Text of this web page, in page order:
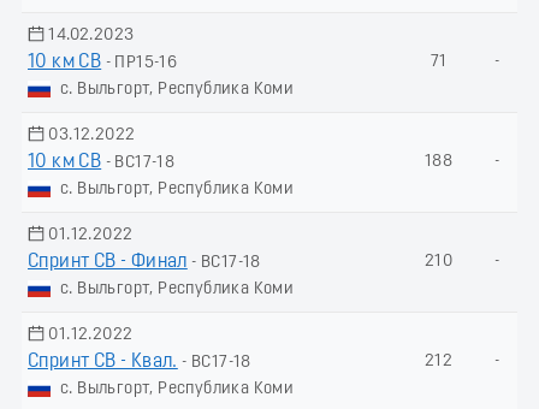
14.02.2023
10 км СВ - ПР15-16
с. Выльгорт, Республика Коми
71 -
03.12.2022
10 км СВ - ВС17-18
с. Выльгорт, Республика Коми
188 -
01.12.2022
Спринт СВ - Финал - ВС17-18
с. Выльгорт, Республика Коми
210 -
01.12.2022
Спринт СВ - Квал. - ВС17-18
с. Выльгорт, Республика Коми
212 -